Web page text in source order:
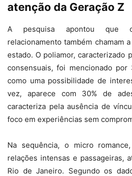
atenção da Geração Z
A pesquisa apontou que
relacionamento também chamam
estado. O poliamor, caracterizado
consensuais, foi mencionado por
como uma possibilidade de
vez, aparece com 30% de
caracteriza pela ausência de
foco em experiências sem
Na sequência, o micro
relações intensas e passageiras,
Rio de Janeiro. Segundo os